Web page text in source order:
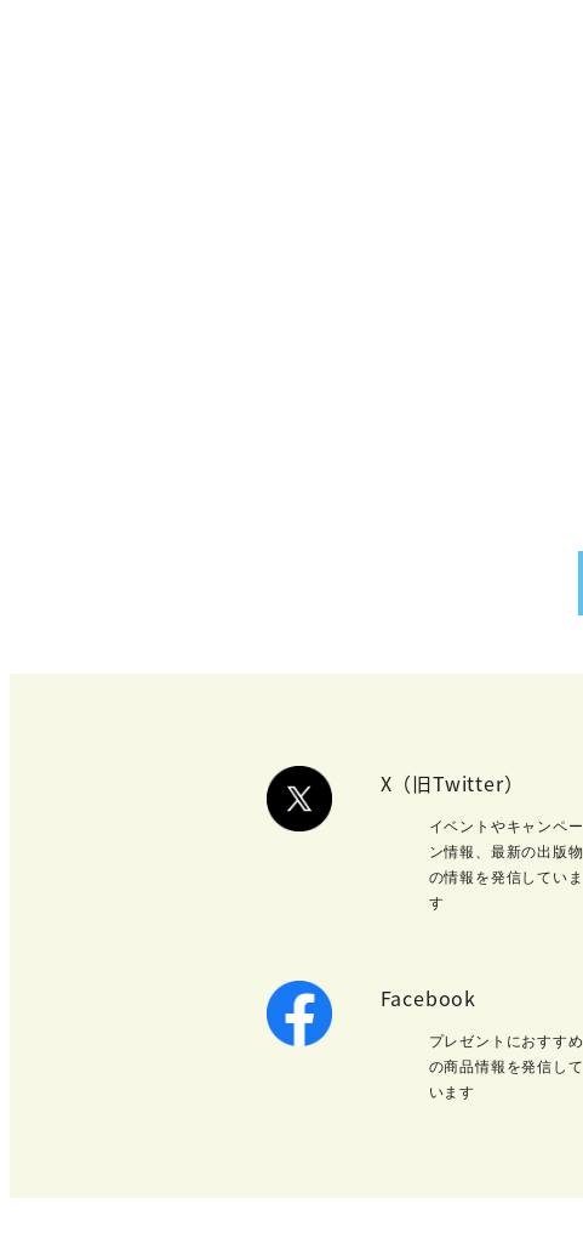
X（旧Twitter）
イベントやキャンペー
ン情報、最新の出版物
の情報を発信していま
す
Facebook
プレゼントにおすすめ
の商品情報を発信して
います